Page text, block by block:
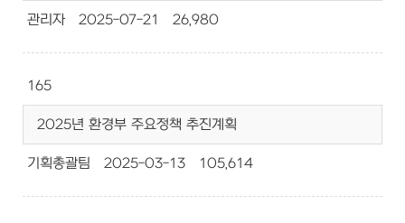
관리자 2025-07-21 26,980
165
2025년 환경부 주요정책 추진계획
기획총괄팀 2025-03-13 105,614